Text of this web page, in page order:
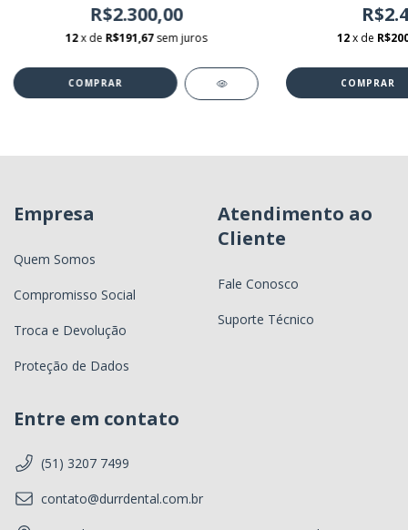
R$2.300,00
12x de R$191,67 sem juros 12x de
Empresa
Quem Somos
Compromisso Social
Troca e Devolução
Proteção de Dados
Atendimento ao
Cliente
Fale Conosco
Suporte Técnico
Entre em contato
(51) 3207 7499
contato@durrdental.com.br